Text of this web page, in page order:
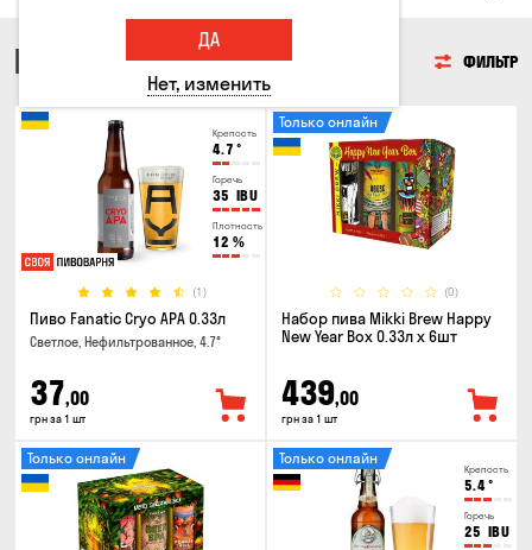
ПИВО ФИЛЬТР
Крепость
4.7 °
Горечь
35 IBU
Плотность
12 %
(1)
Пиво Fanatic Cryo APA 0.33л
Светлое, Нефильтрованное, 4.7°
37,00
грн за 1 шт
(0)
Только онлайн
Набор пива Mikki Brew Happy
New Year Box 0.33л x 6шт
439,00
грн за 1 шт
Только онлайн
Крепость
5.4°
Горечь
25 IBU
Только онлайн
ДА
Нет, изменить